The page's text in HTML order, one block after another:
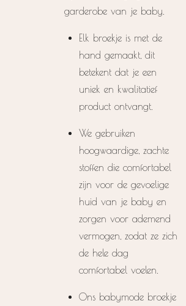
garderobe van je baby.
Elk broekje is met de
hand gemaakt, dit
betekent dat je een
uniek en kwalitatief
product ontvangt.
We gebruiken
hoogwaardige, zachte
stoffen die comfortabel
zijn voor de gevoelige
huid van je baby en
zorgen voor ademend
vermogen, zodat ze zich
de hele dag
comfortabel voelen.
Ons babymode broekje